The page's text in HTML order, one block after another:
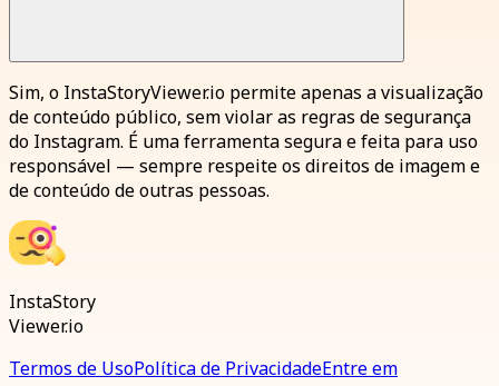
Sim, o InstaStoryViewer.io permite apenas a visualização
de conteúdo público, sem violar as regras de segurança
do Instagram. É uma ferramenta segura e feita para uso
responsável — sempre respeite os direitos de imagem e
de conteúdo de outras pessoas.
InstaStory
Viewer.io
Termos de UsoPolítica de PrivacidadeEntre em